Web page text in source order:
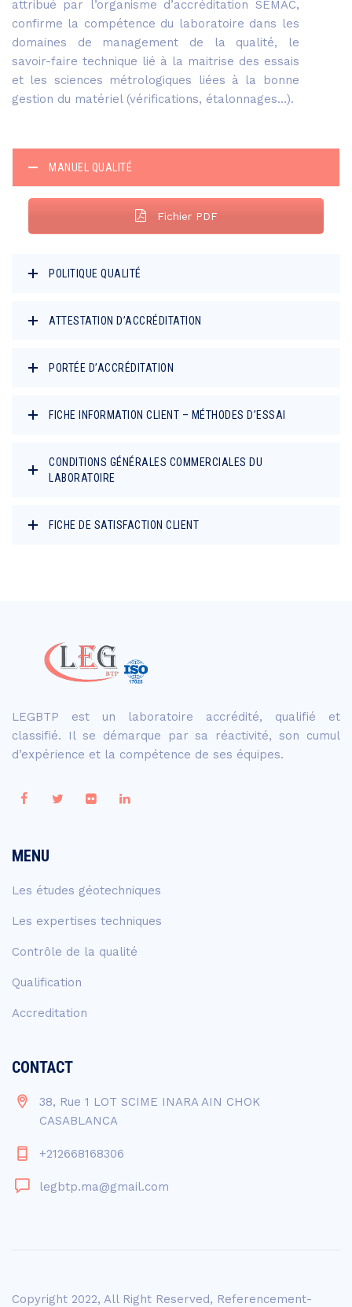
attribué par l’organisme d’accréditation SEMAC,
confirme la compétence du laboratoire dans les
domaines de management de la qualité, le
savoir-faire technique lié à la maitrise des essais
et les sciences métrologiques liées à la bonne
gestion du matériel (vérifications, étalonnages…).
MANUEL QUALITÉ
Fichier PDF
POLITIQUE QUALITÉ
ATTESTATION D’ACCRÉDITATION
PORTÉE D’ACCRÉDITATION
FICHE INFORMATION CLIENT – MÉTHODES D’ESSAI
CONDITIONS GÉNÉRALES COMMERCIALES DU
LABORATOIRE
FICHE DE SATISFACTION CLIENT
LEGBTP est un laboratoire accrédité, qualifié et
classifié. Il se démarque par sa réactivité, son cumul
d’expérience et la compétence de ses équipes.
MENU
Les études géotechniques
Les expertises techniques
Contrôle de la qualité
Qualification
Accreditation
CONTACT
38, Rue 1 LOT SCIME INARA AIN CHOK
CASABLANCA
+212668168306
legbtp.ma@gmail.com
Copyright 2022, All Right Reserved, Referencement-